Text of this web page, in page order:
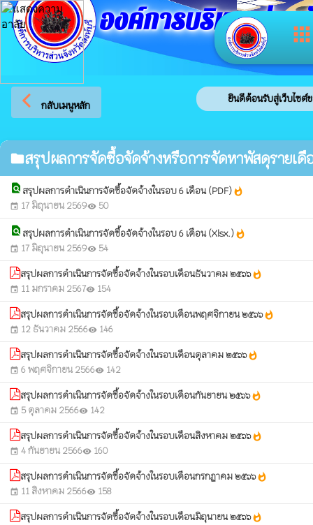
apps
องค์การบริหารส่วน
arrow_back_ios กลับเมนูหลัก
ยินดีต้อนรับสู่เว็บไซต์ข
folderสรุปผลการจัดซื้อจัดจ้างหรือการจัดหาพัสดุรายเดื
find_in_page สรุปผลการดำเนินการจัดซื้อจัดจ้างในรอบ 6 เดือน (PDF)whatshot
event 17 มิถุนายน 2569visibility 50
find_in_page สรุปผลการดำเนินการจัดซื้อจัดจ้างในรอบ 6 เดือน (Xlsx.)whatshot
event 17 มิถุนายน 2569visibility 54
สรุปผลการดำเนินการจัดซื้อจัดจ้างในรอบเดือนธันวาคม ๒๕๖๖whatshot
event 11 มกราคม 2567visibility 154
สรุปผลการดำเนินการจัดซื้อจัดจ้างในรอบเดือนพฤศจิกายน ๒๕๖๖whatshot
event 12 ธันวาคม 2566visibility 146
สรุปผลการดำเนินการจัดซื้อจัดจ้างในรอบเดือนตุลาคม ๒๕๖๖whatshot
event 6 พฤศจิกายน 2566visibility 142
สรุปผลการดำเนินการจัดซื้อจัดจ้างในรอบเดือนกันยายน ๒๕๖๖whatshot
event 5 ตุลาคม 2566visibility 142
สรุปผลการดำเนินการจัดซื้อจัดจ้างในรอบเดือนสิงหาคม ๒๕๖๖whatshot
event 4 กันยายน 2566visibility 160
สรุปผลการดำเนินการจัดซื้อจัดจ้างในรอบเดือนกรกฏาคม ๒๕๖๖whatshot
event 11 สิงหาคม 2566visibility 158
สรุปผลการดำเนินการจัดซื้อจัดจ้างในรอบเดือนมิถุนายน ๒๕๖๖whatshot